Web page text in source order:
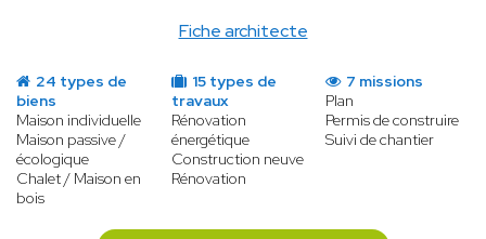
Fiche architecte
24 types de
biens
Maison individuelle
Maison passive /
écologique
Chalet / Maison en
bois
15 types de
travaux
Rénovation
énergétique
Construction neuve
Rénovation
7 missions
Plan
Permis de construire
Suivi de chantier